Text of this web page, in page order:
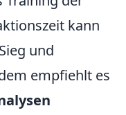
kann
und
empfiehlt es